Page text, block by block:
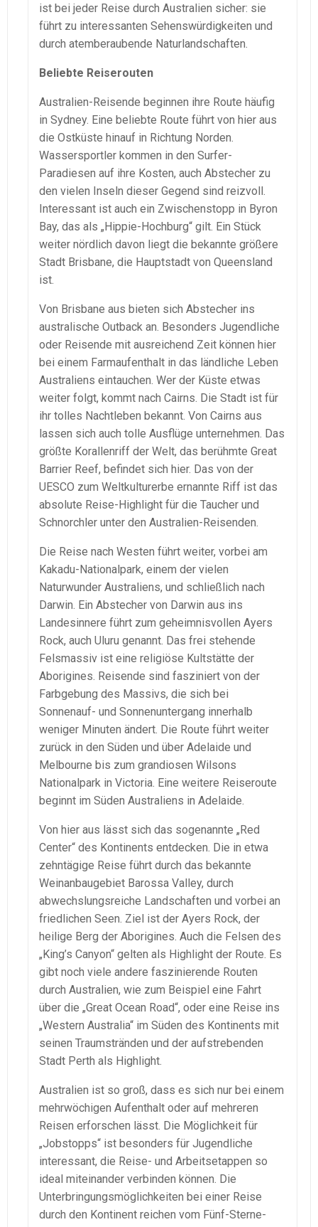
ist bei jeder Reise durch Australien sicher: sie
führt zu interessanten Sehenswürdigkeiten und
durch atemberaubende Naturlandschaften.
Beliebte Reiserouten
Australien-Reisende beginnen ihre Route häufig
in Sydney. Eine beliebte Route führt von hier aus
die Ostküste hinauf in Richtung Norden.
Wassersportler kommen in den Surfer-
Paradiesen auf ihre Kosten, auch Abstecher zu
den vielen Inseln dieser Gegend sind reizvoll.
Interessant ist auch ein Zwischenstopp in Byron
Bay, das als „Hippie-Hochburg“ gilt. Ein Stück
weiter nördlich davon liegt die bekannte größere
Stadt Brisbane, die Hauptstadt von Queensland
ist.
Von Brisbane aus bieten sich Abstecher ins
australische Outback an. Besonders Jugendliche
oder Reisende mit ausreichend Zeit können hier
bei einem Farmaufenthalt in das ländliche Leben
Australiens eintauchen. Wer der Küste etwas
weiter folgt, kommt nach Cairns. Die Stadt ist für
ihr tolles Nachtleben bekannt. Von Cairns aus
lassen sich auch tolle Ausflüge unternehmen. Das
größte Korallenriff der Welt, das berühmte Great
Barrier Reef, befindet sich hier. Das von der
UESCO zum Weltkulturerbe ernannte Riff ist das
absolute Reise-Highlight für die Taucher und
Schnorchler unter den Australien-Reisenden.
Die Reise nach Westen führt weiter, vorbei am
Kakadu-Nationalpark, einem der vielen
Naturwunder Australiens, und schließlich nach
Darwin. Ein Abstecher von Darwin aus ins
Landesinnere führt zum geheimnisvollen Ayers
Rock, auch Uluru genannt. Das frei stehende
Felsmassiv ist eine religiöse Kultstätte der
Aborigines. Reisende sind fasziniert von der
Farbgebung des Massivs, die sich bei
Sonnenauf- und Sonnenuntergang innerhalb
weniger Minuten ändert. Die Route führt weiter
zurück in den Süden und über Adelaide und
Melbourne bis zum grandiosen Wilsons
Nationalpark in Victoria. Eine weitere Reiseroute
beginnt im Süden Australiens in Adelaide.
Von hier aus lässt sich das sogenannte „Red
Center“ des Kontinents entdecken. Die in etwa
zehntägige Reise führt durch das bekannte
Weinanbaugebiet Barossa Valley, durch
abwechslungsreiche Landschaften und vorbei an
friedlichen Seen. Ziel ist der Ayers Rock, der
heilige Berg der Aborigines. Auch die Felsen des
„King’s Canyon“ gelten als Highlight der Route. Es
gibt noch viele andere faszinierende Routen
durch Australien, wie zum Beispiel eine Fahrt
über die „Great Ocean Road“, oder eine Reise ins
„Western Australia“ im Süden des Kontinents mit
seinen Traumstränden und der aufstrebenden
Stadt Perth als Highlight.
Australien ist so groß, dass es sich nur bei einem
mehrwöchigen Aufenthalt oder auf mehreren
Reisen erforschen lässt. Die Möglichkeit für
„Jobstopps“ ist besonders für Jugendliche
interessant, die Reise- und Arbeitsetappen so
ideal miteinander verbinden können. Die
Unterbringungsmöglichkeiten bei einer Reise
durch den Kontinent reichen vom Fünf-Sterne-